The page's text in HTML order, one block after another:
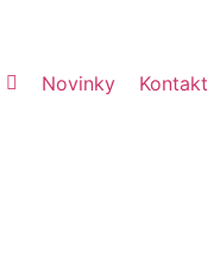
Novinky Kontakt